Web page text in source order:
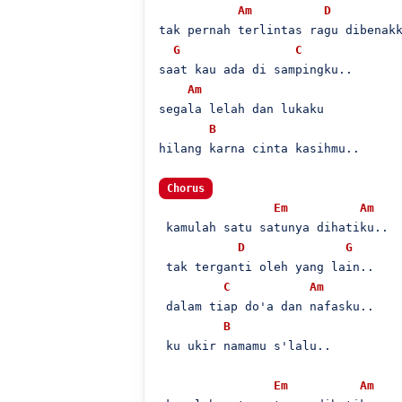
Am
D
tak pernah terlintas ragu
G
C
saat kau ada di sampingku..
Am
segala lelah dan lukaku
B
hilang karna cinta kasihmu..
Chorus
Em
Am
kamulah satu satunya dihatiku..
D
G
tak terganti oleh yang lain..
C
Am
dalam tiap do'a dan nafasku..
B
ku ukir namamu s'lalu..
Em
Am